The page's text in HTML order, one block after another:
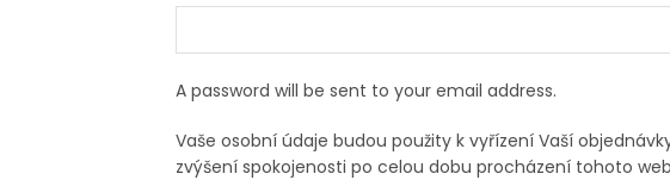
A password will be sent to your email address.
Vaše osobní údaje budou použity k vyřízení Vaší
zvýšení spokojenosti po celou dobu procházení tohoto